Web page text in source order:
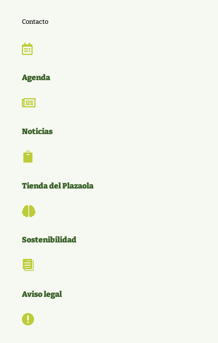
Contacto

Agenda

Noticias

Tienda del Plazaola

Sostenibilidad

Aviso legal
